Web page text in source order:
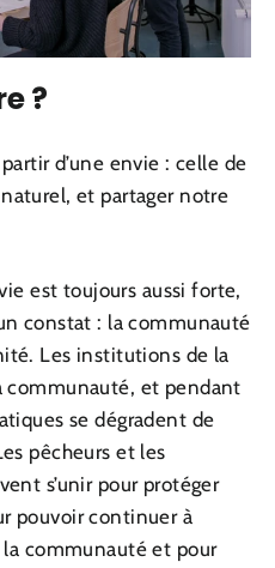
?
d’une envie : celle de
et partager notre
est toujours aussi forte,
constat : la communauté
Les institutions de la
communauté, et pendant
se dégradent de
pêcheurs et les
s’unir pour protéger
pouvoir continuer à
communauté et pour